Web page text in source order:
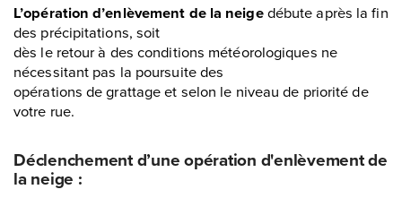
L’opération d’enlèvement de la neigedébute après la fin
des précipitations, soit
dès le retour à des conditions météorologiques ne
nécessitant pas la poursuite des
opérations de grattage et selon le niveau de priorité de
votre rue.
Déclenchement d’une opération d'enlèvement de
la neige :